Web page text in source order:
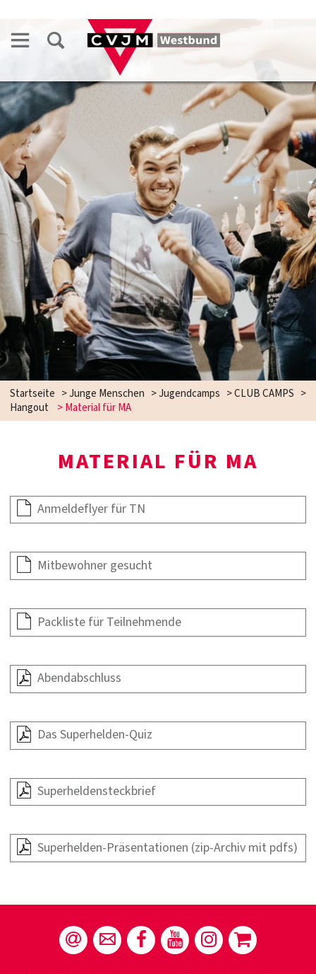
Startseite >Junge Menschen >Jugendcamps >CLUB CAMPS >
Hangout
>Material für MA
MATERIAL FÜR MA
Anmeldeflyer für TN
Mitbewohner gesucht
Packliste für Teilnehmende
Abendabschluss
Das Superhelden-Quiz
Superheldensteckbrief
Superhelden-Präsentationen (zip-Archiv mit pdfs)